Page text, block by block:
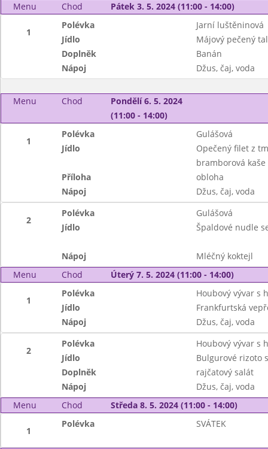
Menu
Chod Pátek 3. 5. 2024 (11:00 - 14:00)
1
Polévka
Jarní luštěninová
Jídlo
Májový pečený
Doplněk
Banán
Nápoj
Džus, čaj, voda
Menu Chod
Pondělí 6. 5. 2024
(11:00 - 14:00)
1
Polévka
Gulášová
Jídlo
Opečený filet z
bramborová kaše
Příloha
obloha
Nápoj
Džus, čaj, voda
2
Polévka
Gulášová
Jídlo
Špaldové nudle
Nápoj
Mléčný koktejl
Menu
Chod Úterý 7. 5. 2024 (11:00 - 14:00)
1
Polévka
Houbový vývar s
Jídlo
Frankfurtská
Nápoj
Džus, čaj, voda
2
Polévka
Houbový vývar s
Jídlo
Bulgurové rizoto
Doplněk
rajčatový salát
Nápoj
Džus, čaj, voda
Menu
Chod Středa 8. 5. 2024 (11:00 - 14:00)
1
Polévka SVÁTEK